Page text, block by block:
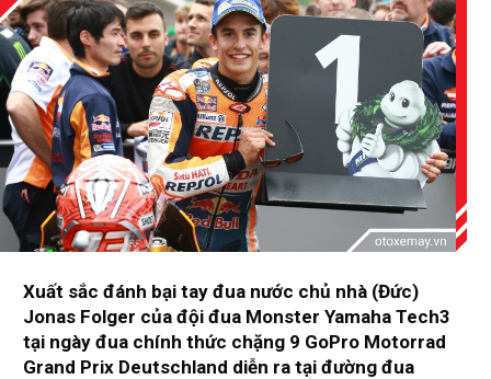
Xuất sắc đánh bại tay đua nước chủ nhà (Đức)
Jonas Folger của đội đua Monster Yamaha Tech3
tại ngày đua chính thức chặng 9 GoPro Motorrad
Grand Prix Deutschland diễn ra tại đường đua